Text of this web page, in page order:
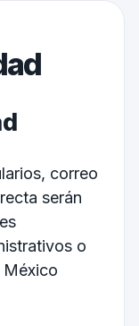
correo
serán
o